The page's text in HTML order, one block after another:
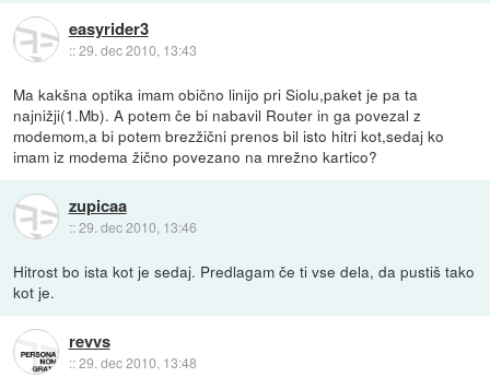
easyrider3
::29. dec 2010, 13:43
Ma kakšna optika imam obično linijo pri Siolu,paket je pa ta
najnižji(1.Mb). A potem če bi nabavil Router in ga povezal z
modemom,a bi potem brezžični prenos bil isto hitri kot,sedaj ko
imam iz modema žično povezano na mrežno kartico?
zupicaa
::29. dec 2010, 13:46
Hitrost bo ista kot je sedaj. Predlagam če ti vse dela, da pustiš tako
kot je.
revvs
::29. dec 2010, 13:48